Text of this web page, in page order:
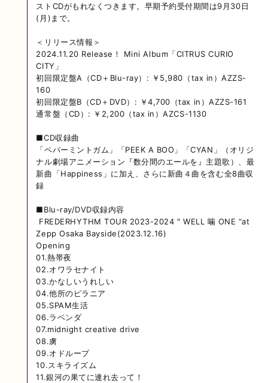
ストCDがもれなくつきます。早期予約受付期間は9月30日
(月)まで。
＜リリース情報＞
2024.11.20 Release！ Mini Album「CITRUS CURIO
CITY」
初回限定盤A（CD＋Blu-ray）: ￥5,980（tax in）AZZS-
160
初回限定盤B（CD＋DVD）: ￥4,700（tax in）AZZS-161
通常盤（CD）: ￥2,200（tax in）AZCS-1130
■CD収録曲
「ペパーミントガム」「PEEK A BOO」「CYAN」（オリジ
ナル劇場アニメーション『数分間のエールを』主題歌）、最
新曲「Happiness」に加え、さらに新曲４曲を含む全8曲収
録
■Blu-ray/DVD収録内容
FREDERHYTHM TOUR 2023-2024 " WELL 噛 ONE “at
Zepp Osaka Bayside(2023.12.16)
Opening
01.熱帯夜
02.オワラセナイト
03.かなしいうれしい
04.他所のピラニア
05.SPAM生活
06.ラベンダ
07.midnight creative drive
08.虜
09.オドループ
10.スキライズム
11.銀河の果てに連れ去って！